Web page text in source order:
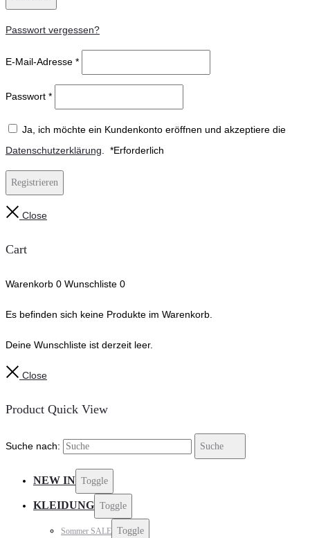
Passwort vergessen?
E-Mail-Adresse *
Passwort *
Ja, ich möchte ein Kundenkonto eröffnen und akzeptiere die
Datenschutzerklärung
*Erforderlich
Registrieren
Close
Cart
Warenkorb 0 Wunschliste 0
Es befinden sich keine Produkte im Warenkorb.
Deine Wunschliste ist derzeit leer.
Close
Product Quick View
Suche nach: Suche
NEW IN Toggle
KLEIDUNG Toggle
Sommer SALE Toggle